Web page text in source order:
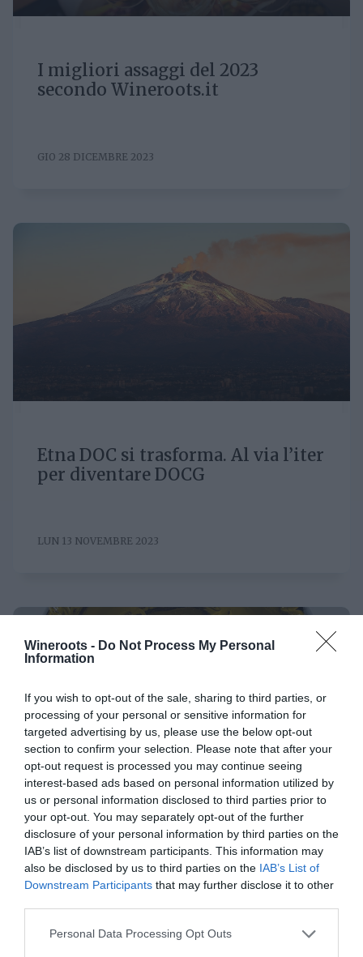
Wineroots - Do Not Process My Personal
Information
If you wish to opt-out of the sale, sharing to third parties, or
processing of your personal or sensitive information for
targeted advertising by us, please use the below opt-out
section to confirm your selection. Please note that after your
opt-out request is processed you may continue seeing
interest-based ads based on personal information utilized by
us or personal information disclosed to third parties prior to
your opt-out. You may separately opt-out of the further
disclosure of your personal information by third parties on the
IAB’s list of downstream participants. This information may
also be disclosed by us to third parties on the IAB’s List of
Downstream Participants that may further disclose it to other
Personal Data Processing Opt Outs
I migliori assaggi del 2023
secondo Wineroots.it
GIO 28 DICEMBRE 2023
Etna DOC si trasforma. Al via l’iter
per diventare DOCG
LUN 13 NOVEMBRE 2023
“Cento per cento Sicilia” è realtà.
O-I Glass con SOStain Sicilia
presenta la bottiglia in vetro a
basso impatto ambientale